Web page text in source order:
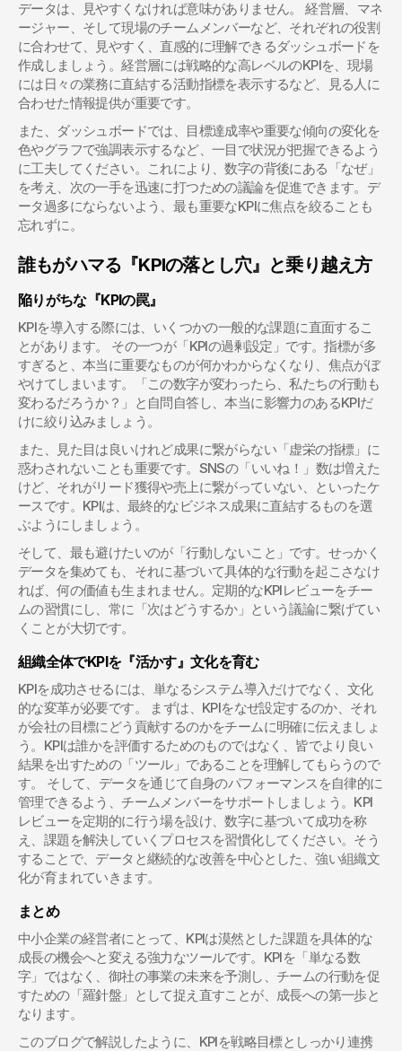
データは、見やすくなければ意味がありません。 経営層、マネ
ージャー、そして現場のチームメンバーなど、それぞれの役割
に合わせて、見やすく、直感的に理解できるダッシュボードを
作成しましょう。経営層には戦略的な高レベルのKPIを、現場
には日々の業務に直結する活動指標を表示するなど、見る人に
合わせた情報提供が重要です。
また、ダッシュボードでは、目標達成率や重要な傾向の変化を
色やグラフで強調表示するなど、一目で状況が把握できるよう
に工夫してください。これにより、数字の背後にある「なぜ」
を考え、次の一手を迅速に打つための議論を促進できます。デ
ータ過多にならないよう、最も重要なKPIに焦点を絞ることも
忘れずに。
誰もがハマる『KPIの落とし穴』と乗り越え方
陥りがちな『KPIの罠』
KPIを導入する際には、いくつかの一般的な課題に直面するこ
とがあります。 その一つが「KPIの過剰設定」です。指標が多
すぎると、本当に重要なものが何かわからなくなり、焦点がぼ
やけてしまいます。「この数字が変わったら、私たちの行動も
変わるだろうか？」と自問自答し、本当に影響力のあるKPIだ
けに絞り込みましょう。
また、見た目は良いけれど成果に繋がらない「虚栄の指標」に
惑わされないことも重要です。SNSの「いいね！」数は増えた
けど、それがリード獲得や売上に繋がっていない、といったケ
ースです。KPIは、最終的なビジネス成果に直結するものを選
ぶようにしましょう。
そして、最も避けたいのが「行動しないこと」です。せっかく
データを集めても、それに基づいて具体的な行動を起こさなけ
れば、何の価値も生まれません。定期的なKPIレビューをチー
ムの習慣にし、常に「次はどうするか」という議論に繋げてい
くことが大切です。
組織全体でKPIを『活かす』文化を育む
KPIを成功させるには、単なるシステム導入だけでなく、文化
的な変革が必要です。 まずは、KPIをなぜ設定するのか、それ
が会社の目標にどう貢献するのかをチームに明確に伝えましょ
う。KPIは誰かを評価するためのものではなく、皆でより良い
結果を出すための「ツール」であることを理解してもらうので
す。 そして、データを通じて自身のパフォーマンスを自律的に
管理できるよう、チームメンバーをサポートしましょう。KPI
レビューを定期的に行う場を設け、数字に基づいて成功を称
え、課題を解決していくプロセスを習慣化してください。そう
することで、データと継続的な改善を中心とした、強い組織文
化が育まれていきます。
まとめ
中小企業の経営者にとって、KPIは漠然とした課題を具体的な
成長の機会へと変える強力なツールです。KPIを「単なる数
字」ではなく、御社の事業の未来を予測し、チームの行動を促
すための「羅針盤」として捉え直すことが、成長への第一歩と
なります。
このブログで解説したように、KPIを戦略目標としっかり連携